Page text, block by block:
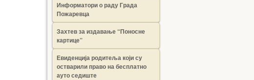
Информатори о раду Града
Пожаревца
Захтев за издавање “Поносне
картице”
Евиденција родитеља који су
остварили право на бесплатно
ауто седиште